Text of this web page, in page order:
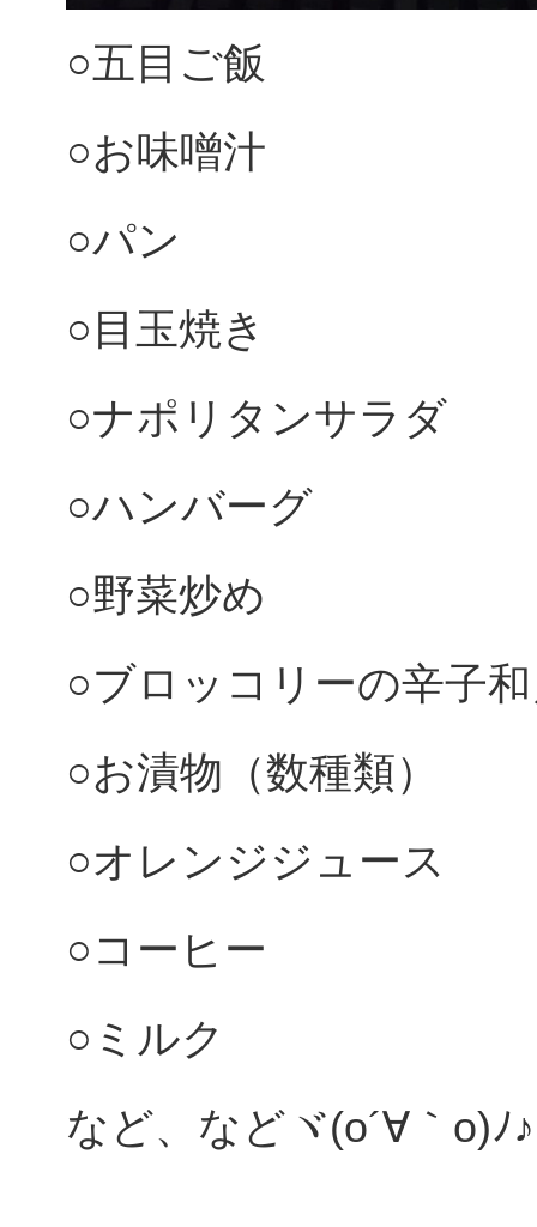
○五目ご飯
○お味噌汁
○パン
○目玉焼き
○ナポリタンサラダ
○ハンバーグ
○野菜炒め
○ブロッコリーの辛子
○お漬物（数種類）
○オレンジジュース
○コーヒー
○ミルク
など、などヾ(o´∀｀o)ﾉ♪